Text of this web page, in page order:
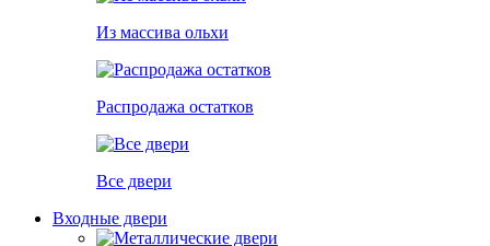
Из массива ольхи
Распродажа остатков
Все двери
Входные двери